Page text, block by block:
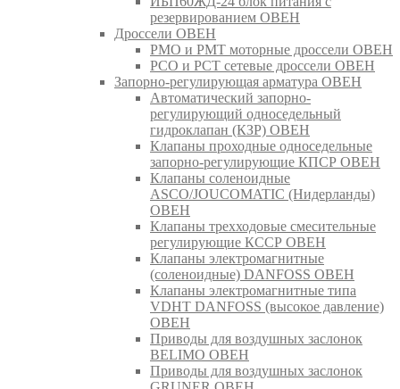
резервированием ОВЕН
Дроссели ОВЕН
РМО и РМТ моторные дроссели ОВЕН
РСО и РСТ сетевые дроссели ОВЕН
Запорно-регулирующая арматура ОВЕН
Автоматический запорно-
регулирующий односедельный
гидроклапан (КЗР) ОВЕН
Клапаны проходные односедельные
запорно-регулирующие КПСР ОВЕН
Клапаны соленоидные
ASCO/JOUCOMATIC (Нидерланды)
ОВЕН
Клапаны трехходовые смесительные
регулирующие КССР ОВЕН
Клапаны электромагнитные
(соленоидные) DANFOSS ОВЕН
Клапаны электромагнитные типа
VDHT DANFOSS (высокое давление)
ОВЕН
Приводы для воздушных заслонок
BELIMO ОВЕН
Приводы для воздушных заслонок